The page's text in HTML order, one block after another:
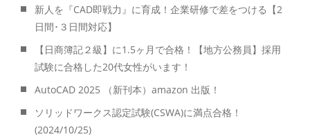
新人を『CAD即戦力』に育成！企業研修で差をつける【2
日間･３日間対応】
【日商簿記２級】に1.5ヶ月で合格！【地方公務員】採用
試験に合格した20代女性がいます！
AutoCAD 2025 （新刊本）amazon 出版！
ソリッドワークス認定試験(CSWA)に満点合格！
(2024/10/25)